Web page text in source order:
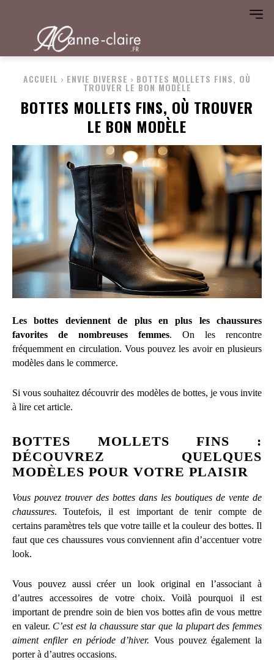
ACCUEIL ENVIE DIVERSE BOTTES MOLLETS FINS, OÙ
TROUVER LE BON MODÈLE
BOTTES MOLLETS FINS, OÙ TROUVER
LE BON MODÈLE
Les bottes deviennent de plus en plus les chaussures
favorites de nombreuses femmes. On les rencontre
fréquemment en circulation. Vous pouvez les avoir en plusieurs
modèles dans le commerce.
Si vous souhaitez découvrir des modèles de bottes, je vous invite
à lire cet article.
BOTTES MOLLETS FINS :
DÉCOUVREZ QUELQUES
MODÈLES POUR VOTRE PLAISIR
Vous pouvez trouver des bottes dans les boutiques de vente de
chaussures. Toutefois, il est important de tenir compte de
certains paramètres tels que votre taille et la couleur des bottes. Il
faut que ces chaussures vous conviennent afin d’accentuer votre
look.
Vous pouvez aussi créer un look original en l’associant à
d’autres accessoires de votre choix. Voilà pourquoi il est
important de prendre soin de bien vos bottes afin de vous mettre
en valeur. C’est est la chaussure star que la plupart des femmes
aiment enfiler en période d’hiver. Vous pouvez également la
porter à d’autres occasions.